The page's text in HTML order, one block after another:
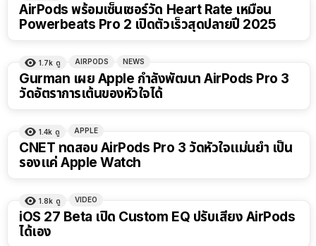
AirPods พร้อมเซ็นเซอร์วัด Heart Rate เหมือน
Powerbeats Pro 2 เปิดตัวเร็วสุดปลายปี 2025
1.7k ดู AIRPODS NEWS
Gurman เผย Apple กำลังพัฒนา AirPods Pro 3
วัดอัตราการเต้นของหัวใจได้
1.4k ดู APPLE
CNET ทดสอบ AirPods Pro 3 วัดหัวใจแม่นยำ เป็น
รองแค่ Apple Watch
1.8k ดู VIDEO
iOS 27 Beta เปิด Custom EQ ปรับเสียง AirPods
ได้เอง